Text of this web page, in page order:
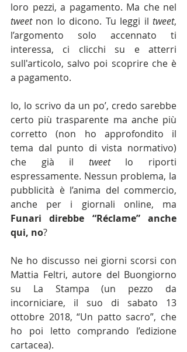
tweet non lo dicono. Tu leggi il tweet,
l’argomento solo accennato ti
interessa, ci clicchi su e atterri
sull'articolo, salvo poi scoprire che è
a pagamento.
Io, lo scrivo da un po’, credo sarebbe
certo più trasparente ma anche più
corretto (non ho approfondito il
tema dal punto di vista normativo)
che già il tweet lo riporti
espressamente. Nessun problema, la
pubblicità è l’anima del commercio,
Funari direbbe “Réclame” anche
qui, no?
Ne ho discusso nei giorni scorsi con
Mattia Feltri, autore del Buongiorno
su La Stampa (un pezzo da
incorniciare, il suo di sabato 13
ottobre 2018, “Un patto sacro”, che
ho poi letto comprando l’edizione
cartacea).